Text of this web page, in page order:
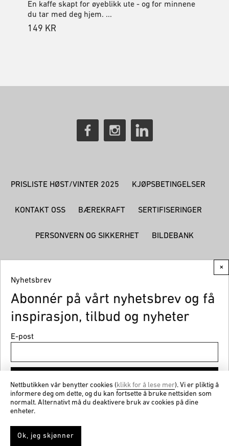
En kaffe skapt for øyeblikk ute - og for minnene
du tar med deg hjem. ...
149 KR
PRISLISTE HØST/VINTER 2025 KJØPSBETINGELSER
KONTAKT OSS BÆREKRAFT SERTIFISERINGER
PERSONVERN OG SIKKERHET BILDEBANK
© CEMO 2026
×
Nyhetsbrev
Abonnér på vårt nyhetsbrev og få
inspirasjon, tilbud og nyheter
E-post
Få nyheter og gode tilbud fra cemo.no
Nettbutikken vår benytter cookies (klikk for å lese mer). Vi er pliktig å
informere deg om dette, og du kan fortsette å bruke nettsiden som
normalt. Alternativt må du deaktivere bruk av cookies på dine
enheter.
Ok, jeg skjønner